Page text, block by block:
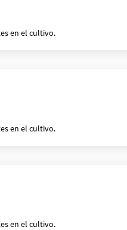
en el cultivo.
en el cultivo.
en el cultivo.